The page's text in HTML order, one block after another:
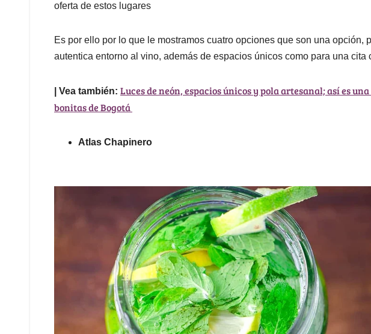
oferta de estos lugares
Es por ello por lo que le mostramos cuatro opciones que son una opción,
autentica entorno al vino, además de espacios únicos como para una cita
| Vea también: Luces de neón, espacios únicos y pola artesanal; así es
bonitas de Bogotá
Atlas Chapinero